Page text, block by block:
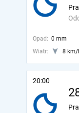
Opad: 0 mm
Wiatr:
8 km/
20:00